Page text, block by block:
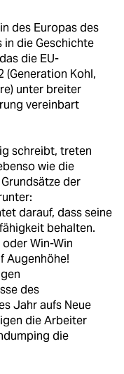
des Europas des
in die Geschichte
die EU-
(Generation Kohl,
unter breiter
vereinbart
schreibt, treten
wie die
der
darauf, dass seine
behalten.
Win-Win
Augenhöhe!
des
Jahr aufs Neue
die Arbeiter
die